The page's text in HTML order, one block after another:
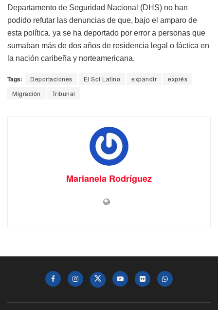
Departamento de Seguridad Nacional (DHS) no han
podido refutar las denuncias de que, bajo el amparo de
esta política, ya se ha deportado por error a personas que
sumaban más de dos años de residencia legal o fáctica en
la nación caribeña y norteamericana.
Tags: Deportaciones El Sol Latino expandir
exprés
Migración
Tribunal
Marianela Rodríguez